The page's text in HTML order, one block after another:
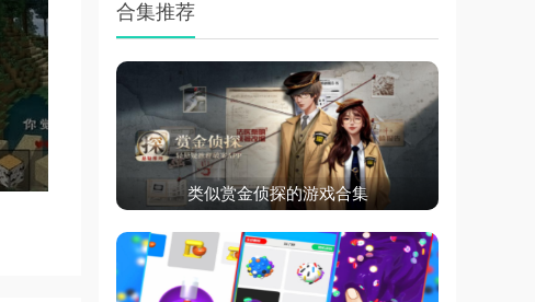
合集推荐
类似赏金侦探的游戏合集